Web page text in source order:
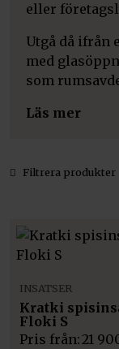
eller
Utgå då ifrån
med
som
Läs mer
Filtrera produkter
INSATSER
Kratki
Floki S
Pris från:21